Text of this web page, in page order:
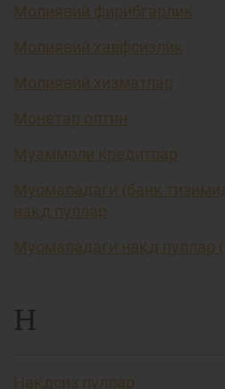
Молиявий фирибгарлик
Молиявий хавфсизлик
Молиявий хизматлар
Монетар олтин
Муаммоли кредитлар
Муомаладаги (банк
нақд пуллар
Муомаладаги нақд пуллар
Н
Нақдсиз пуллар